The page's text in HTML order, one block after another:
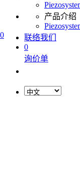
0
产品介绍
联络我们
0
询价单